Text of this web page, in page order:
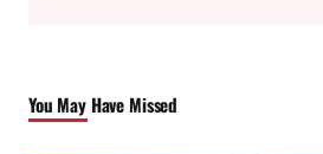
h
You May Have Missed